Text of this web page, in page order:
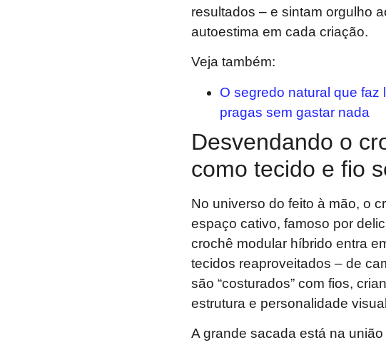
resultados – e sintam orgulho
autoestima em cada criação.
Veja também:
O segredo natural que faz
pragas sem gastar nada
Desvendando o
como tecido e fio
No universo do feito à mão, o
espaço cativo, famoso por
crochê modular híbrido entra
tecidos reaproveitados – de
são “costurados” com fios,
estrutura e personalidade
A grande sacada está na